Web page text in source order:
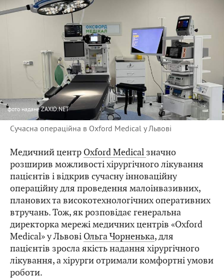
фото надане ZAXID.NET
Сучасна операційна в Oxford Medical у Львові
Медичний центр Oxford Medical значно
розширив можливості хірургічного лікування
пацієнтів і відкрив сучасну інноваційну
операційну для проведення малоінвазивних,
планових та високотехнологічних оперативних
втручань. Тож, як розповідає генеральна
директорка мережі медичних центрів «Oxford
Medical» у Львові Ольга Чорненька, для
пацієнтів зросла якість надання хірургічного
лікування, а хірурги отримали комфортні умови
роботи.